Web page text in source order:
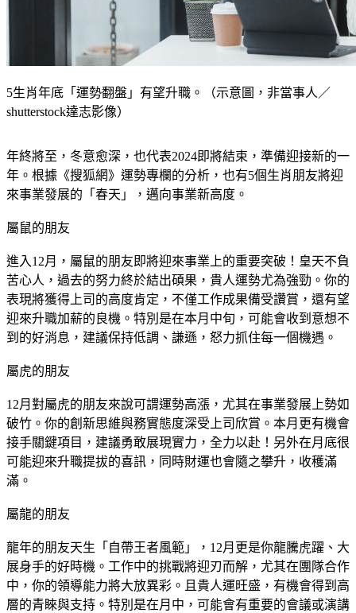
5生肖年底「運勢翻盤」有望升職。（示意圖，非當事人／
shutterstock達志影像）
年終將至，冬意愈深，也代表2024即將結束，準備迎接新的一
年。根據《搜狐網》運勢專欄的分析，也有5個生肖朋友將迎
來事業發展的「春天」，邁向事業新高度。
屬鼠的朋友
進入12月，屬鼠的朋友即將迎來事業上的重要突破！皇天不負
苦心人，過去的努力終於結出碩果，貴人運勢尤為強勁。你的
表現將獲得上司的高度肯定，不僅工作成果備受讚賞，還有望
迎來升職加薪的良機。特別是在本月中旬，可能會收到意想不
到的好消息，建議保持低調、謙遜，怒力抓住每一個機遇。
屬虎的朋友
12月對屬虎的朋友來說可謂運勢高漲，尤其在事業發展上勢如
破竹。你的創新思維與務實態度深受上司欣賞。本月更有機會
接手關鍵項目，建議勇敢展現實力，全力以赴！另外在月底很
可能迎來升職提拔的喜訊，同時財運也會隨之攀升，收穫滿
滿。
屬龍的朋友
龍年的朋友天生「自帶王者風範」，12月更是你龍騰虎躍、大
展身手的好時機。工作中的挑戰將迎刃而解，尤其在團隊合作
中，你的領導能力將大放異彩。且貴人運旺盛，有機會得到高
層的青睞與支持。特別是在月中，可能會有重要的會議或演講